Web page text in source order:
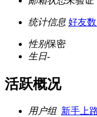
统计信息 好友
性别保密
生日-
活跃概况
用户组 新手上